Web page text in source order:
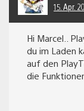
15. Apr.
Hi Marcel..
du im Laden
auf den
die